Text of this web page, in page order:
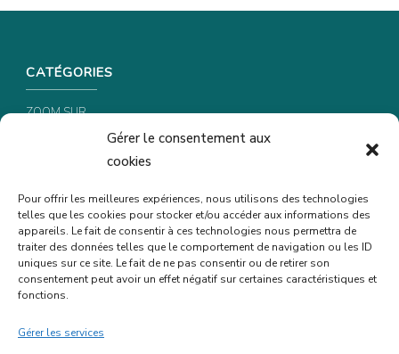
Gérer le consentement aux
cookies
Pour offrir les meilleures expériences, nous utilisons des technologies
telles que les cookies pour stocker et/ou accéder aux informations des
appareils. Le fait de consentir à ces technologies nous permettra de
traiter des données telles que le comportement de navigation ou les ID
uniques sur ce site. Le fait de ne pas consentir ou de retirer son
consentement peut avoir un effet négatif sur certaines caractéristiques et
fonctions.
Gérer les services
CATÉGORIES
ZOOM SUR …
CONSEILS & ASTUCES
INFORMATIONS & CONFIDENTIALITÉ
POLITIQUE DE CONFIDENTIALITÉ
POLITIQUE DE COOKIES (UE)
MENTIONS LÉGALES